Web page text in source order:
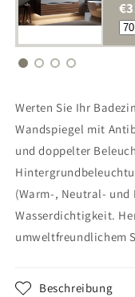
Werten Sie Ihr
Wandspiegel mit
und doppelter
(Warm-, Neutral-
Wasserdichtigkeit.
umweltfreundlichem
Beschreibung